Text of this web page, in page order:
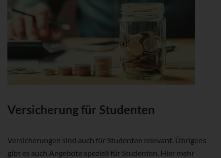
Versicherung für Studenten
Versicherungen sind auch für Studenten relevant. Übrigens
gibt es auch Angebote speziell für Studenten. Hier mehr